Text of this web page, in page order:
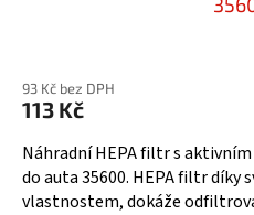
93 Kč bez DPH
113 Kč
Náhradní HEPA filtr s
do auta 35600. HEPA filtr díky
vlastnostem, dokáže